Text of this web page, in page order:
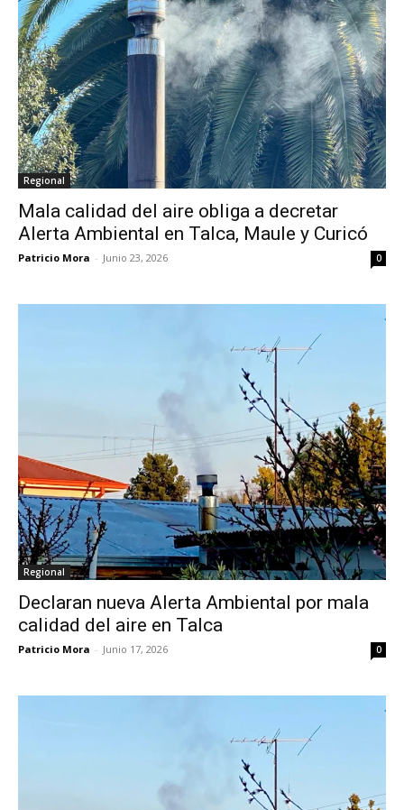
Regional
Mala calidad del aire obliga a decretar
Alerta Ambiental en Talca, Maule y Curicó
Patricio Mora - Junio 23, 2026 0
Regional
Declaran nueva Alerta Ambiental por mala
calidad del aire en Talca
Patricio Mora - Junio 17, 2026 0